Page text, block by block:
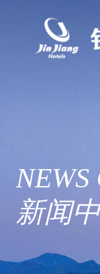
NEWS
新闻